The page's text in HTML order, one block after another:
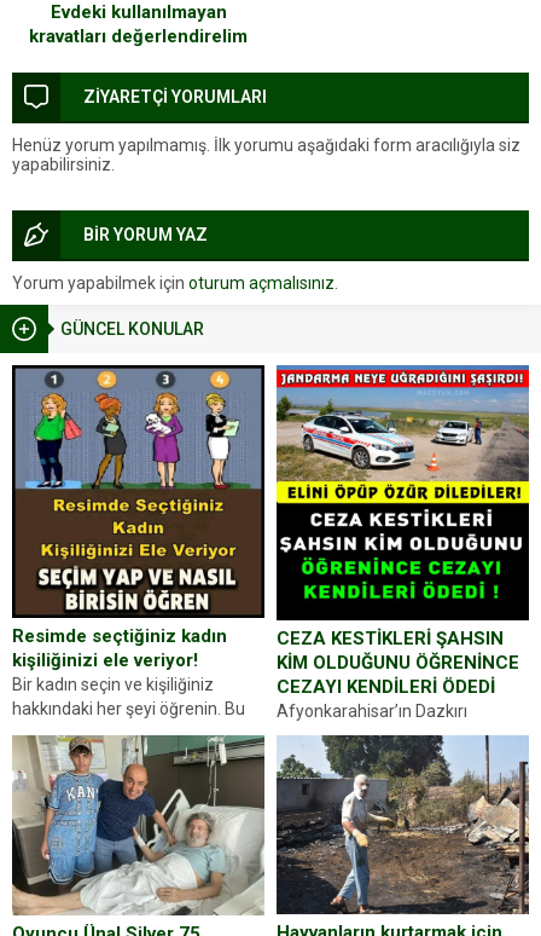
GÜNCEL KONULAR
Resimde seçtiğiniz kadın
kişiliğinizi ele veriyor!
Bir kadın seçin ve kişiliğiniz
hakkındaki her şeyi öğrenin. Bu
kez karşınıza oldukça farklı bir
kişilik testiyle çıkıyoruz. Resimde
gördüğünüz kadın figürlerinden
dikkatinizi en...
CEZA KESTİKLERİ ŞAHSIN
KİM OLDUĞUNU ÖĞRENİNCE
CEZAYI KENDİLERİ ÖDEDİ
Afyonkarahisar’ın Dazkırı
ilçesinde trafik uygulaması
yapan jandarma ekipleri
durdurdukları bir otomobilin
sürücüsünden ehliyet ve ruhsat
sorup belgelerini istedi. Sürücü
Abdurrahman Ö.nün verdiği
evraklarda eksik olduğunu...
Evdeki kullanılmayan
kravatları değerlendirelim
ZİYARETÇİ YORUMLARI
Henüz yorum yapılmamış. İlk yorumu aşağıdaki form aracılığıyla siz
yapabilirsiniz.
BİR YORUM YAZ
Yorum yapabilmek için oturum açmalısınız